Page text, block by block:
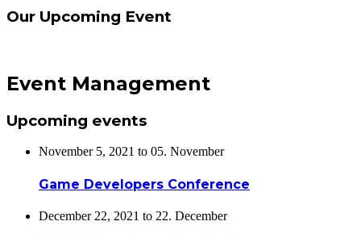
Our Upcoming Event
Event Management
Upcoming events
November 5, 2021 to 05. November
Game Developers Conference
December 22, 2021 to 22. December